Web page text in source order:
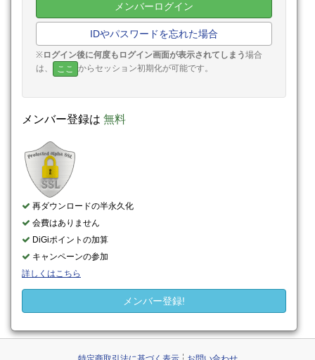
メンバーログイン
IDやパスワードを忘れた場合
※ログイン後に何度もログイン画面が表示されてしまう場合
は、
ここ からセッション初期化が可能です。
メンバー登録は 無料
再ダウンロードの半永久化
会費はありません
DiGiポイントの加算
キャンペーンの参加
詳しくはこちら
メンバー登録!